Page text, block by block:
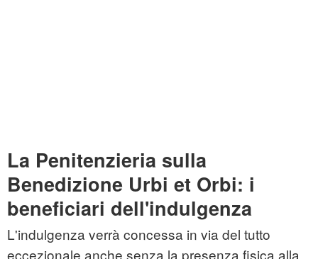
La Penitenzieria sulla
Benedizione Urbi et Orbi: i
beneficiari dell'indulgenza
L'indulgenza verrà concessa in via del tutto
eccezionale anche senza la presenza fisica alla